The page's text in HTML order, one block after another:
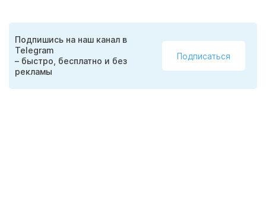
Подпишись на наш канал в
Telegram
– быстро, бесплатно и без
рекламы
Подписаться